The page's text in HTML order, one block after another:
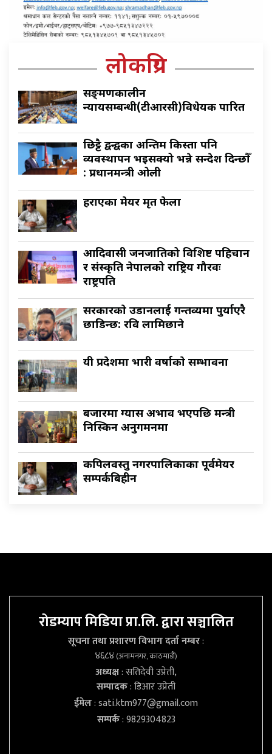
लोकप्रिय
सङ्क्रमणकालीन
न्यायसम्बन्धी(टीआरसी)विधेयक पारित
छिट्टै द्वन्द्वका अन्तिम किस्ता पनि
व्यवस्थापन भइसक्यो भन्ने सन्देश दिन्छौँ
: प्रधानमन्त्री ओली
हराएका मेयर मृत फेला
आदिवासी जनजातिको विशिष्ट पहिचान
र संस्कृति नेपालको राष्ट्रिय गौरवः
राष्ट्रपति
सरकारकाे उडानलाई गन्तव्यमा पुर्याएरै
छाडिन्छ: रवि लामिछाने
यी प्रदेशमा भारी वर्षाकाे सम्भावना
बजारमा ग्यास अभाव भएपछि मन्त्री
निस्किन अनुगमनमा
कपिलवस्तु नगरपालिकाका पूर्वमेयर
सम्पर्कबिहीन
रोडम्याप मिडिया प्रा.लि. द्वारा सञ्चालित
सूचना तथा प्रशारण विभाग दर्ता नम्बर:
४६८४(अनामनगर, काठमाडौं)
अध्यक्ष: सतिदेवी उप्रेती,
सम्पादक: डिआर उप्रेती
ईमेल:sati.ktm977@gmail.com
सम्पर्क: 9829304823